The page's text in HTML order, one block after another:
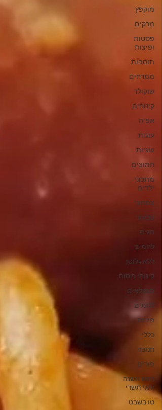
מוקפץ
מרקים
פסטות
ופיצות
תוספות
ממרחים
שוקולד
קינוחים
אפיה
עוגות
עוגיות
חמוצים
מתכוני
ילדים
צמחוני
טבעוני
חגים
לחמים
ללא גלוטן
קינוחי כוסות
ממולאים
לחמים
פירות
כללי
חנוכה
פורים
ראש השנה
וחגי תשרי
טו בשבט